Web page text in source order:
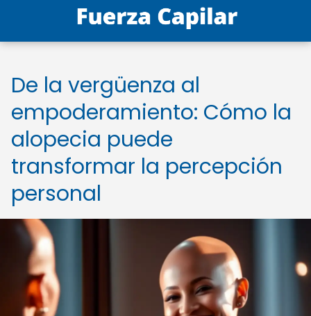
De la vergüenza al
empoderamiento: Cómo la
alopecia puede
transformar la percepción
personal